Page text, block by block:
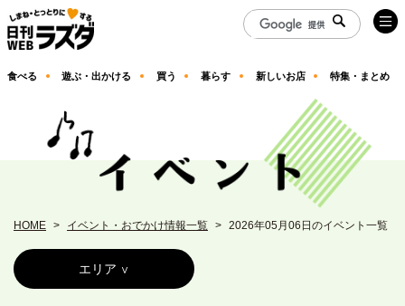
食べる 遊ぶ・出かける 買う 暮らす 新しいお店 特集・まとめ
HOME イベント・おでかけ情報一覧 2026年05月06日のイベント一覧
エリア